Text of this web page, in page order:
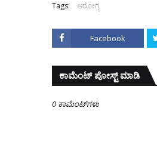
Tags: ಆರೋಗ್ಯ
Facebook
ಕಾಮೆಂಟ್‌‌ ಪೋಸ್ಟ್‌ ಮಾಡಿ
0 ಕಾಮೆಂಟ್‌ಗಳು